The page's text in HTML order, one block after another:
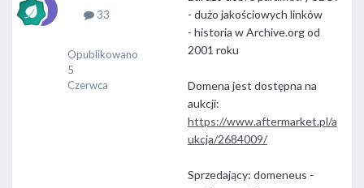
Opublikowano
5
Czerwca
33
- dużo jakościowych linków
- historia w Archive.org od
2001 roku
Domena jest dostępna na
aukcji:
https://www.aftermarket.pl/a
ukcja/2684009/
Sprzedający: domeneus -